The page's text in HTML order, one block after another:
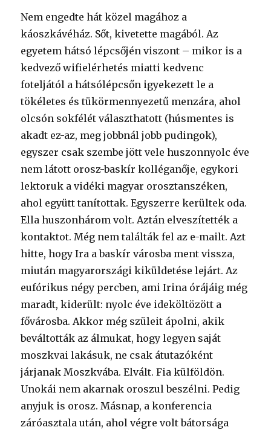
Nem engedte hát közel magához a
káoszkávéház. Sőt, kivetette magából. Az
egyetem hátsó lépcsőjén viszont – mikor is a
kedvező wifielérhetés miatti kedvenc
foteljától a hátsólépcsőn igyekezett le a
tökéletes és tükörmennyezetű menzára, ahol
olcsón sokfélét választhatott (húsmentes is
akadt ez-az, meg jobbnál jobb pudingok),
egyszer csak szembe jött vele huszonnyolc éve
nem látott orosz-baskír kolléganője, egykori
lektoruk a vidéki magyar orosztanszéken,
ahol együtt tanítottak. Egyszerre kerültek oda.
Ella huszonhárom volt. Aztán elveszítették a
kontaktot. Még nem találták fel az e-mailt. Azt
hitte, hogy Ira a baskír városba ment vissza,
miután magyarországi kiküldetése lejárt. Az
eufórikus négy percben, ami Irina órájáig még
maradt, kiderült: nyolc éve ideköltözött a
fővárosba. Akkor még szüleit ápolni, akik
beváltották az álmukat, hogy legyen saját
moszkvai lakásuk, ne csak átutazóként
járjanak Moszkvába. Elvált. Fia külföldön.
Unokái nem akarnak oroszul beszélni. Pedig
anyjuk is orosz. Másnap, a konferencia
záróasztala után, ahol végre volt bátorsága